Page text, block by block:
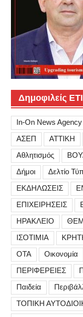
Δημοφιλείς
In-On News Agency
ΑΣΕΠ
ΑΤΤΙΚΗ
Αθλητισμός
Δήμοι
Δελτίο
ΕΚΔΗΛΩΣΕΙΣ
ΕΠΙΧΕΙΡΗΣΕΙΣ
ΗΡΑΚΛΕΙΟ
ΙΣΟΤΙΜΙΑ
ΟΤΑ
Οικονομία
ΠΕΡΙΦΕΡΕΙΕΣ
Παιδεία
ΤΟΠΙΚΗ